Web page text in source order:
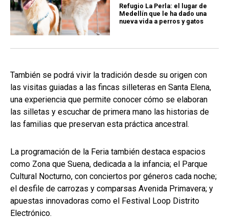
Refugio La Perla: el lugar de
Medellín que le ha dado una
nueva vida a perros y gatos
También se podrá vivir la tradición desde su origen con
las visitas guiadas a las fincas silleteras en Santa Elena,
una experiencia que permite conocer cómo se elaboran
las silletas y escuchar de primera mano las historias de
las familias que preservan esta práctica ancestral.
La programación de la Feria también destaca espacios
como Zona que Suena, dedicada a la infancia; el Parque
Cultural Nocturno, con conciertos por géneros cada noche;
el desfile de carrozas y comparsas Avenida Primavera; y
apuestas innovadoras como el Festival Loop Distrito
Electrónico.